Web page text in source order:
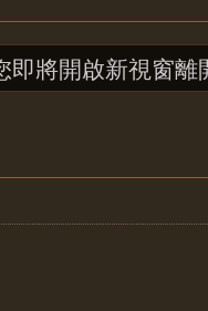
即將開啟新視窗離